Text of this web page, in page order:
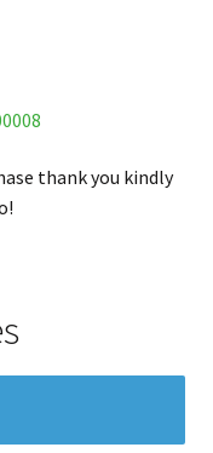
thank you kindly